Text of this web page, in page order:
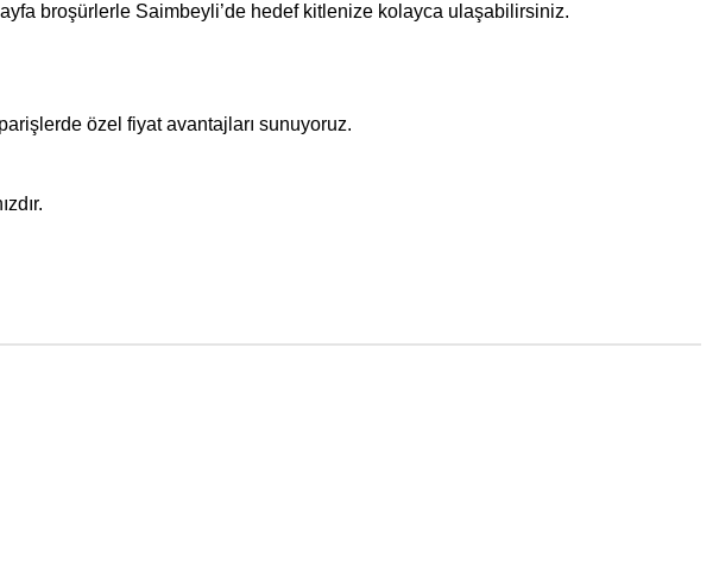
broşürlerle Saimbeyli’de hedef kitlenize kolayca ulaşabilirsiniz.
özel fiyat avantajları sunuyoruz.